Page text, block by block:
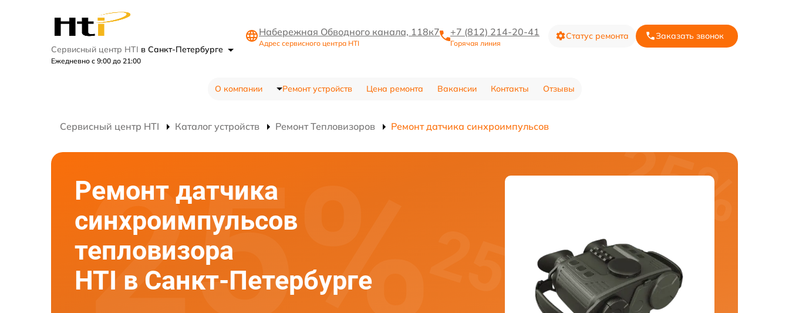
Сервисный центр HTI в Санкт-Петербурге
Ежедневно с 9:00 до 21:00
Набережная Обводного канала, 118к7
Адрес сервисного центра HTI
+7 (812) 214-20-41
Горячая линия
Статус ремонта Заказать звонок
О компании Ремонт устройств Цена ремонта Вакансии Контакты Отзывы
Сервисный центр HTI Каталог устройств Ремонт Тепловизоров Ремонт датчика синхроимпульсов
Ремонт датчика
синхроимпульсов
тепловизора
HTI в Санкт-Петербурге